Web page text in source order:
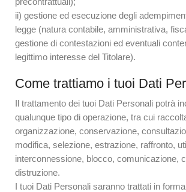
ii) gestione ed esecuzione degli
legge (natura contabile, amministrativa,
gestione di contestazioni ed eventuali
legittimo interesse del Titolare).
Come trattiamo i tuoi Dati
Il trattamento dei tuoi Dati Personali potrà
qualunque tipo di operazione, tra cui
organizzazione, conservazione,
modifica, selezione, estrazione, raffronto,
interconnessione, blocco, comunicazione,
distruzione.
I tuoi Dati Personali saranno trattati in